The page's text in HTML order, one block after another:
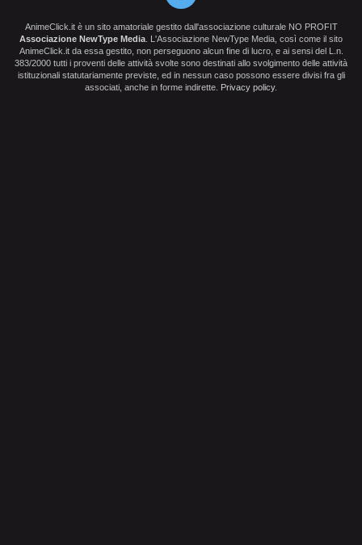
AnimeClick.it è un sito amatoriale gestito dall'associazione culturale NO PROFIT
Associazione NewType Media . L'Associazione NewType Media, così come il sito
AnimeClick.it da essa gestito, non perseguono alcun fine di lucro, e ai sensi del L.n.
383/2000 tutti i proventi delle attività svolte sono destinati allo svolgimento delle attività
istituzionali statutariamente previste, ed in nessun caso possono essere divisi fra gli
associati, anche in forme indirette. Privacy policy.